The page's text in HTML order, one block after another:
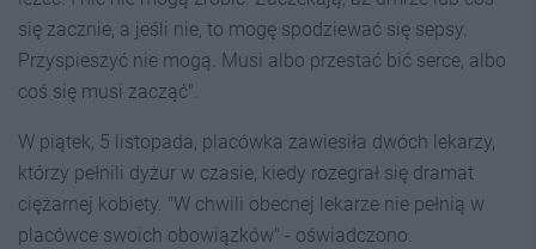
się zacznie, a jeśli nie, to mogę spodziewać się sepsy.
Przyspieszyć nie mogą. Musi albo przestać bić serce, albo
coś się musi zacząć".
W piątek, 5 listopada, placówka zawiesiła dwóch lekarzy,
którzy pełnili dyżur w czasie, kiedy rozegrał się dramat
ciężarnej kobiety. "W chwili obecnej lekarze nie pełnią w
placówce swoich obowiązków" - oświadczono.